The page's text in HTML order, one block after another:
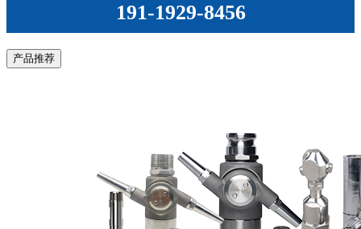
191-1929-8456
产品推荐